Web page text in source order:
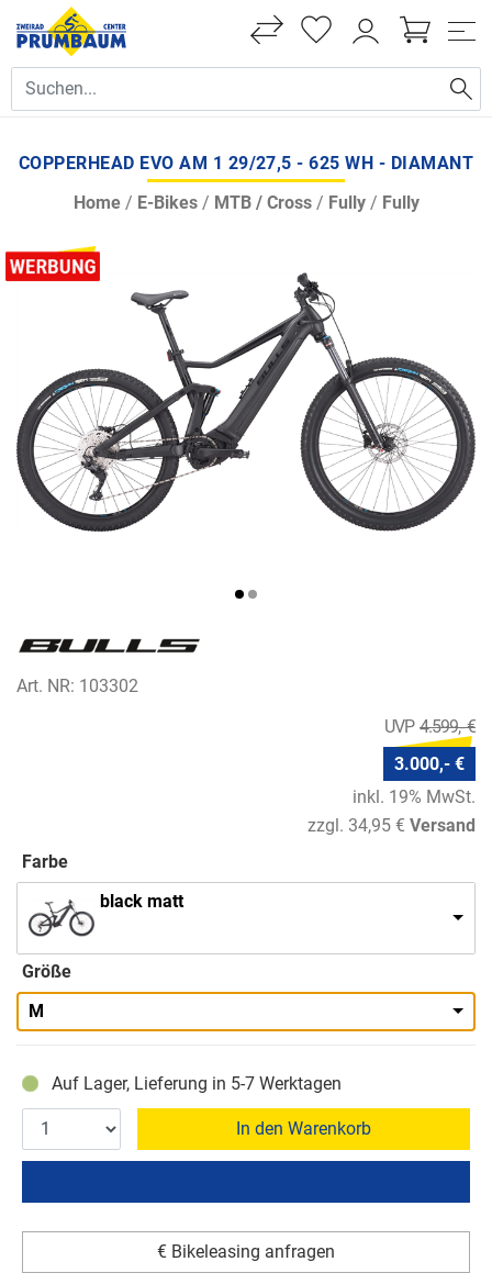
COPPERHEAD EVO AM 1 29/27,5 - 625 WH - DIAMANT
Home/ E-Bikes/ MTB / Cross/ Fully/ Fully
Art. NR: 103302
4.599,- €
3.000,- €
inkl. 19% MwSt.
zzgl. 34,95 € Versand
Farbe
black matt
Größe
M
Auf Lager, Lieferung in 5-7 Werktagen
In den Warenkorb
€ Bikeleasing anfragen